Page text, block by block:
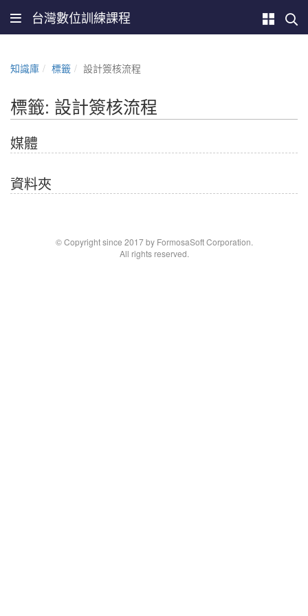
台灣數位訓練課程
知識庫 標籤 設計簽核流程
標籤: 設計簽核流程
媒體
資料夾
© Copyright since 2017 by FormosaSoft Corporation.
All rights reserved.